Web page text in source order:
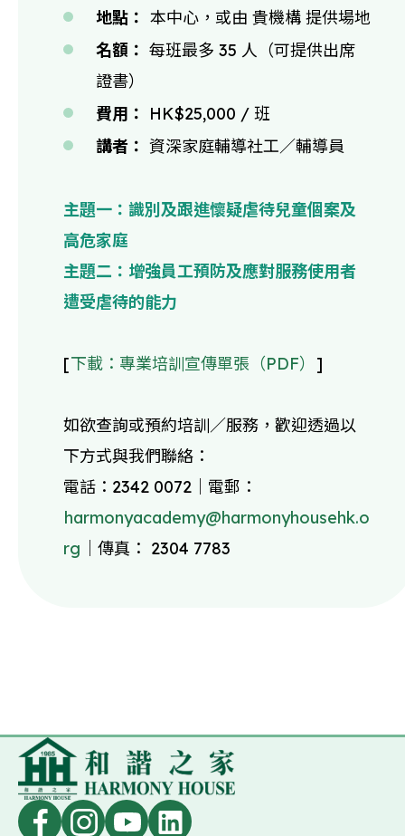
地點： 本中心，或由 貴機構 提供場地
名額： 每班最多 35 人（可提供出席
證書）
費用：
HK$25,000 / 班
講者： 資深家庭輔導社工／輔導員
主題一：識別及跟進懷疑虐待兒童個案及
高危家庭
主題二：增強員工預防及應對服務使用者
遭受虐待的能力
[下載：專業培訓宣傳單張（PDF） ]
如欲查詢或預約培訓／服務，歡迎透過以
下方式與我們聯絡：
電話：2342 0072｜電郵：
harmonyacademy@harmonyhousehk.o
rg ｜傳真： 2304 7783